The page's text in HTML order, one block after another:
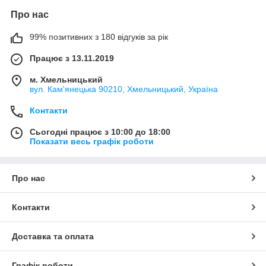
Про нас
99% позитивних з 180 відгуків за рік
Працює з 13.11.2019
м. Хмельницький
вул. Кам'янецька 90210, Хмельницький, Україна
Контакти
Сьогодні працює з 10:00 до 18:00
Показати весь графік роботи
Про нас
Контакти
Доставка та оплата